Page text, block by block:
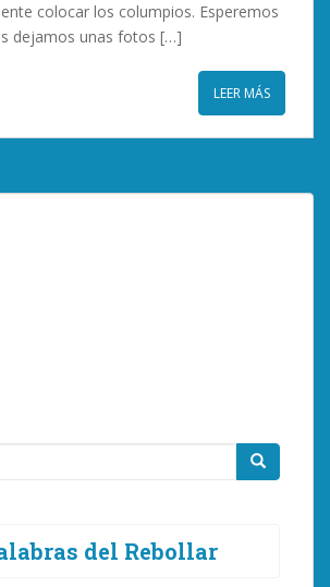
colocar los columpios. Esperemos
dejamos unas fotos […]
LEER MÁS
del Rebollar